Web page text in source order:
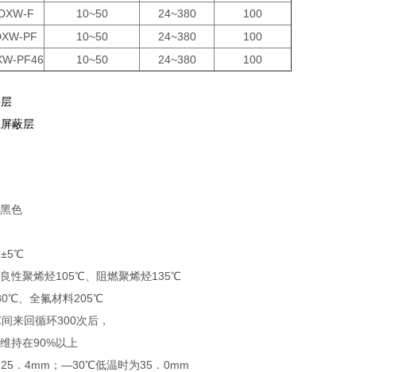
F 10~50 24~380
100
PF 10~50 24~380
100
PF46 10~50 24~380 100
蔽层
色
性聚烯烃105℃、阻燃聚烯烃135℃
、全氟材料205℃
来回循环300次后，
持在90%以上
．4mm；—30℃低温时为35．0mm